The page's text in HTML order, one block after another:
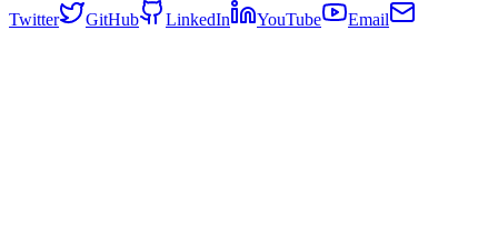
Twitter GitHub LinkedIn YouTube Email